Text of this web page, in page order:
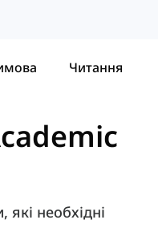
Читання
які необхідні